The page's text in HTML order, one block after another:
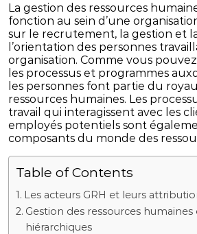
La gestion des ressources
fonction au sein d’une
sur le recrutement, la gestion et
l’orientation des personnes
organisation. Comme vous
les processus et programmes
les personnes font partie du
ressources humaines. Les
travail qui interagissent avec les
employés potentiels sont
composants du monde des
Table of Contents
Les acteurs GRH et leurs
Gestion des ressources
hiérarchiques